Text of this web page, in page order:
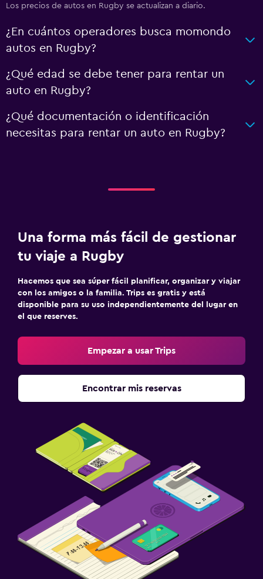
Los precios de autos en Rugby se actualizan a diario.
¿En cuántos operadores busca momondo
autos en Rugby?
¿Qué edad se debe tener para rentar un
auto en Rugby?
¿Qué documentación o identificación
necesitas para rentar un auto en Rugby?
Una forma más fácil de gestionar
tu viaje a Rugby
Hacemos que sea súper fácil planificar, organizar y viajar
con los amigos o la familia. Trips es gratis y está
disponible para su uso independientemente del lugar en
el que reserves.
Empezar a usar Trips
Encontrar mis reservas